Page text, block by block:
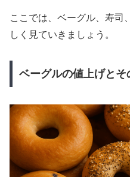
ここでは、ベーグル、寿司
しく見ていきましょう。
ベーグルの値上げとそ